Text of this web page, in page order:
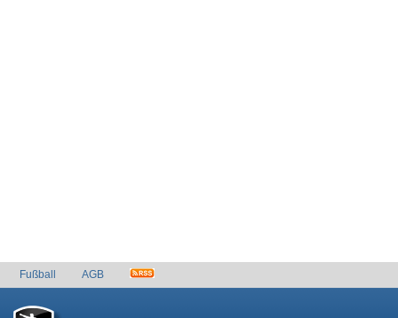
Fußball AGB